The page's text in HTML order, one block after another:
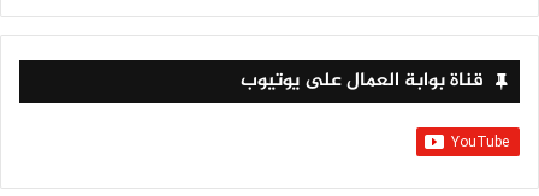
قناة بوابة العمال على يوتيوب